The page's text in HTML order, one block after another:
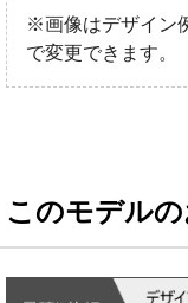
※画像はデザイン
で変更できます。
このモデル